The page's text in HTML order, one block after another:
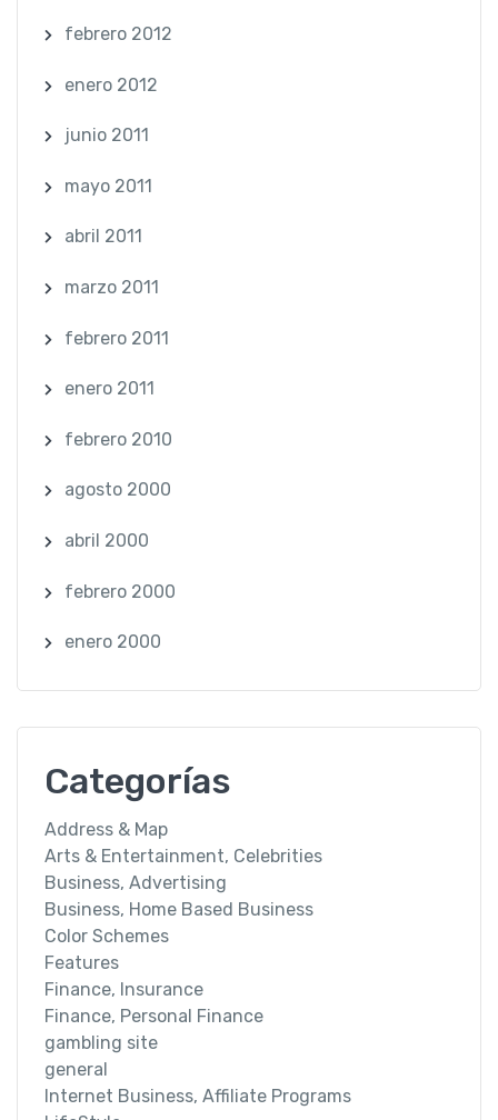
febrero 2012
enero 2012
junio 2011
mayo 2011
abril 2011
marzo 2011
febrero 2011
enero 2011
febrero 2010
agosto 2000
abril 2000
febrero 2000
enero 2000
Categorías
Address & Map
Arts & Entertainment, Celebrities
Business, Advertising
Business, Home Based Business
Color Schemes
Features
Finance, Insurance
Finance, Personal Finance
gambling site
general
Internet Business, Affiliate Programs